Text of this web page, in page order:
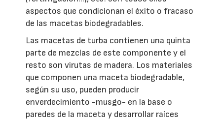
aspectos que condicionan el éxito o fracaso
de las macetas biodegradables.
Las macetas de turba contienen una quinta
parte de mezclas de este componente y el
resto son virutas de madera. Los materiales
que componen una maceta biodegradable,
según su uso, pueden producir
enverdecimiento -musgo- en la base o
paredes de la maceta y desarrollar raíces